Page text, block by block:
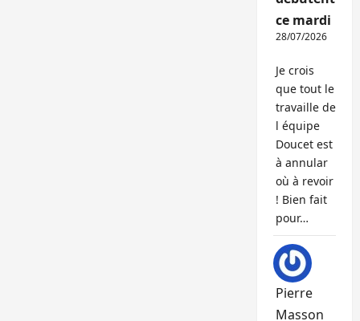
ce mardi
28/07/2026
Je crois
que tout le
travaille de
l équipe
Doucet est
à annular
où à revoir
! Bien fait
pour…
Pierre
Masson